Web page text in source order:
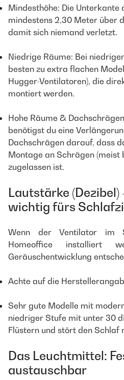
Mindesthöhe: Die
mindestens 2,30 Meter über
damit sich niemand verletzt.
Niedrige Räume: Bei
besten zu extra flachen
Hugger-Ventilatoren), die
montiert werden.
Hohe Räume &
benötigst du eine
Dachschrägen darauf, dass
Montage an Schrägen (meist
zugelassen ist.
Lautstärke (Dezibel)
wichtig fürs
Wenn der Ventilator im
Homeoffice installiert
Geräuschentwicklung
Achte auf die
Sehr gute Modelle mit
niedriger Stufe mit unter 30
Flüstern und stört den Schlaf
Das Leuchtmittel:
austauschbar